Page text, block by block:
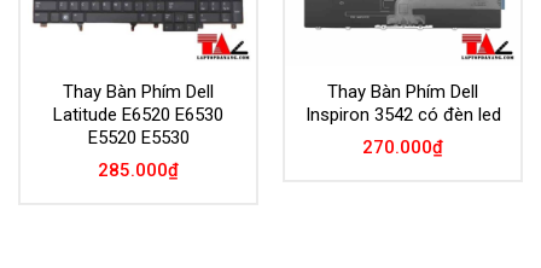
Thay Bàn Phím Dell
Latitude E6520 E6530
E5520 E5530
285.000₫
Thay Bàn Phím Dell
Inspiron 3542 có đèn led
270.000₫